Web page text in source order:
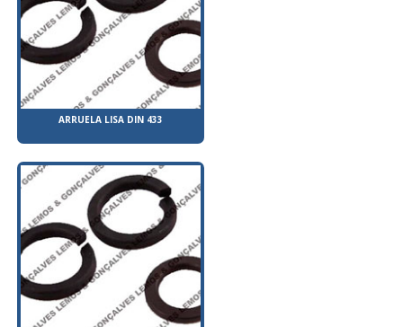
ARRUELA LISA DIN 433